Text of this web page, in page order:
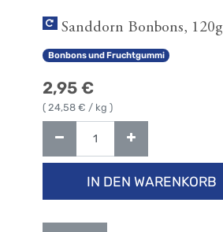
Sanddorn Bonbons, 120g
Bonbons und Fruchtgummi
2,95 €
( 24,58 € / kg )
IN DEN WARENKORB